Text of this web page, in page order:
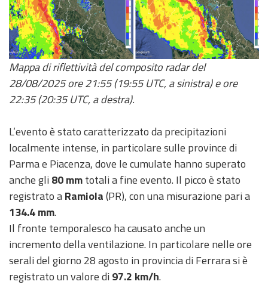
FAQ
For
developers
About the
project
Mappa di riflettività del composito radar del
28/08/2025 ore 21:55 (19:55 UTC, a sinistra) e ore
22:35 (20:35 UTC, a destra).
L’evento è stato caratterizzato da precipitazioni
localmente intense, in particolare sulle province di
Parma e Piacenza, dove le cumulate hanno superato
anche gli 80 mmtotali a fine evento. Il picco è stato
registrato aRamiola(PR), con una misurazione pari a
134.4 mm.
Il fronte temporalesco ha causato anche un
incremento della ventilazione. In particolare nelle ore
serali del giorno 28 agosto in provincia di Ferrara si è
registrato un valore di 97.2 km/h.